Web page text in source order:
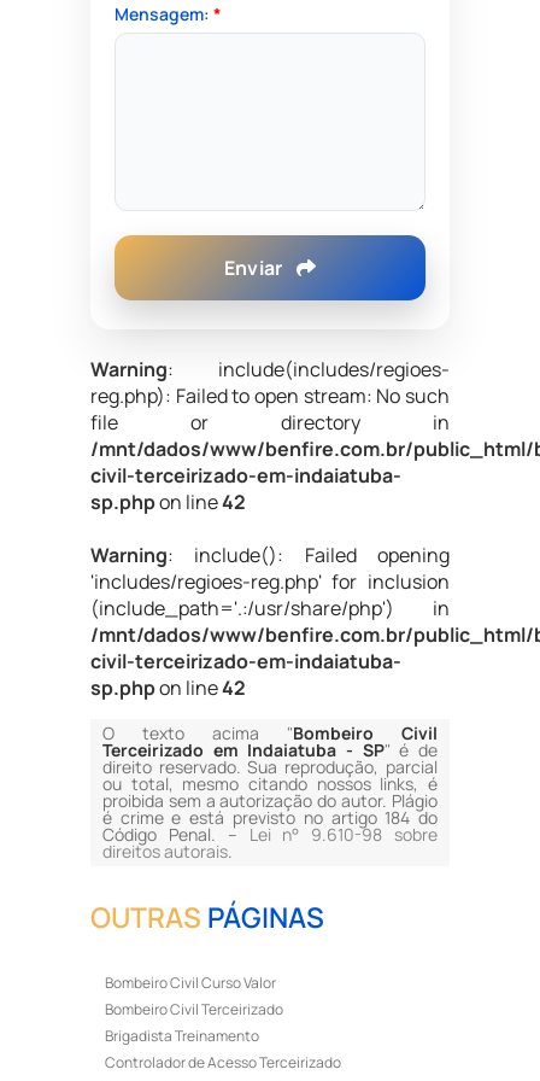
Mensagem: *
Enviar
Warning: include(includes/regioes-
reg.php): Failed to open stream: No such
file or directory in
/mnt/dados/www/benfire.com.br/public_html/
civil-terceirizado-em-indaiatuba-
sp.phpon line42
Warning: include(): Failed opening
'includes/regioes-reg.php' for inclusion
(include_path='.:/usr/share/php') in
/mnt/dados/www/benfire.com.br/public_html/
civil-terceirizado-em-indaiatuba-
sp.phpon line42
O texto acima "Bombeiro Civil
Terceirizado em Indaiatuba - SP" é de
direito reservado. Sua reprodução, parcial
ou total, mesmo citando nossos links, é
proibida sem a autorização do autor. Plágio
é crime e está previsto no artigo 184 do
Código Penal. – Lei n° 9.610-98 sobre
direitos autorais.
OUTRAS PÁGINAS
Bombeiro Civil Curso Valor
Bombeiro Civil Terceirizado
Brigadista Treinamento
Controlador de Acesso Terceirizado